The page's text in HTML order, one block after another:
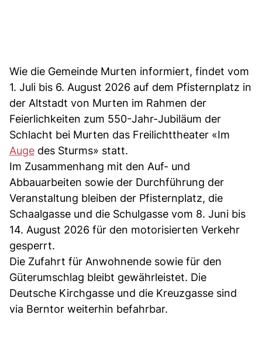
Wie die Gemeinde Murten informiert, findet vom
1. Juli bis 6. August 2026 auf dem Pfisternplatz in
der Altstadt von Murten im Rahmen der
Feierlichkeiten zum 550-Jahr-Jubiläum der
Schlacht bei Murten das Freilichttheater «Im
Auge des Sturms» statt.
Im Zusammenhang mit den Auf- und
Abbauarbeiten sowie der Durchführung der
Veranstaltung bleiben der Pfisternplatz, die
Schaalgasse und die Schulgasse vom 8. Juni bis
14. August 2026 für den motorisierten Verkehr
gesperrt.
Die Zufahrt für Anwohnende sowie für den
Güterumschlag bleibt gewährleistet. Die
Deutsche Kirchgasse und die Kreuzgasse sind
via Berntor weiterhin befahrbar.